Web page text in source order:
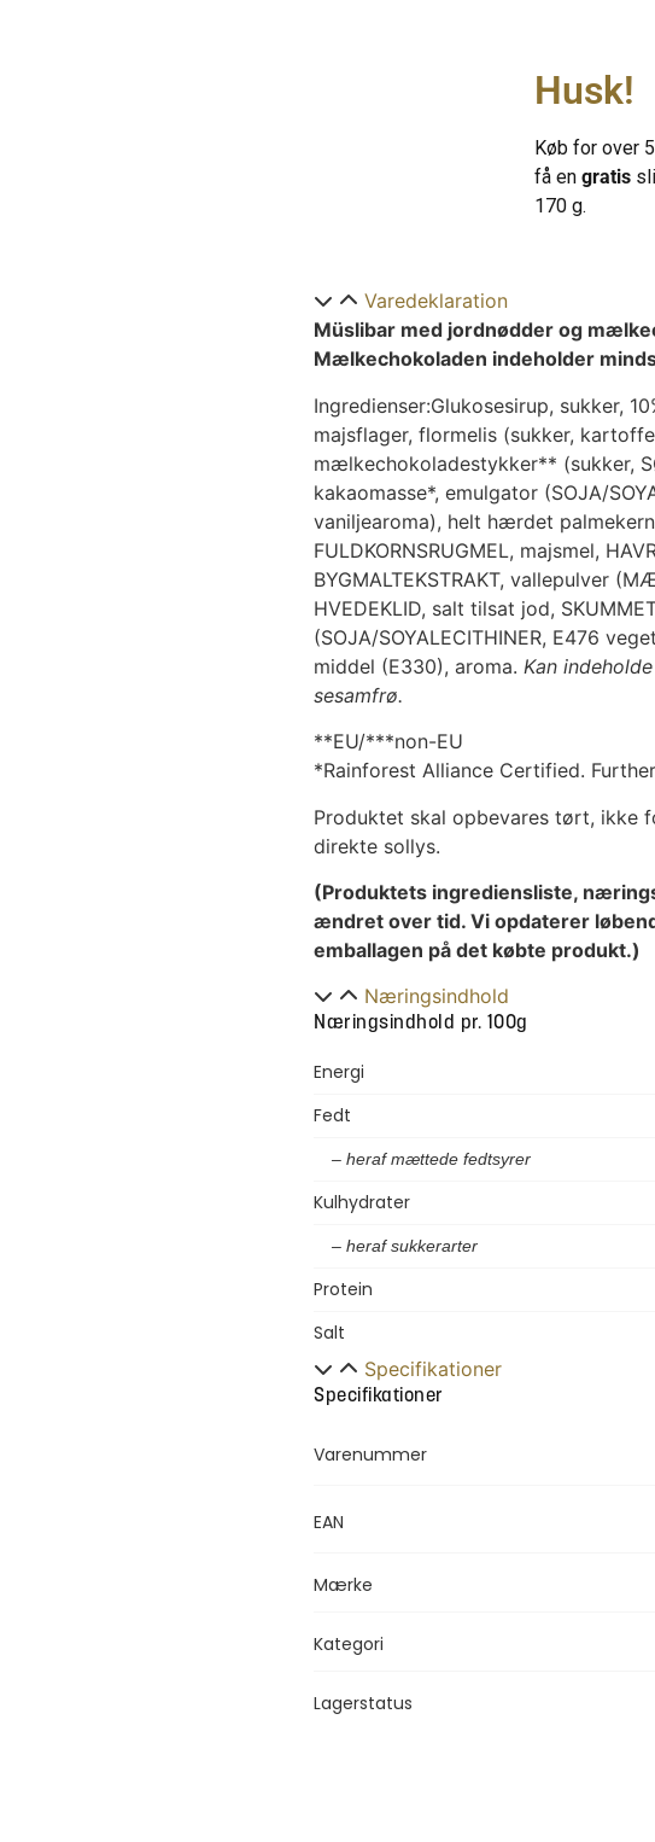
Husk!
Køb for over
få engratis
170 g.
Varedeklaration
Müslibar med jordnødder og
Mælkechokoladen indeholder
Ingredienser:Glukosesirup, sukker,
majsflager, flormelis (sukker,
mælkechokoladestykker** (sukker,
kakaomasse*, emulgator (SOJA/
vaniljearoma), helt hærdet
FULDKORNSRUGMEL, majsmel,
BYGMALTEKSTRAKT, vallepulver
HVEDEKLID, salt tilsat jod,
(SOJA/SOYALECITHINER, E476
middel (E330), aroma. Kan
sesamfrø.
**EU/***non-EU
*Rainforest Alliance Certified.
Produktet skal opbevares tørt, ikke
direkte sollys.
(Produktets ingrediensliste,
ændret over tid. Vi opdaterer
emballagen på det købte produkt.)
Næringsindhold
Næringsindhold pr. 100g
Energi
Fedt
– heraf mættede fedtsyrer
Kulhydrater
– heraf sukkerarter
Protein
Salt
Specifikationer
Specifikationer
Varenummer
EAN
Mærke
Kategori
Lagerstatus